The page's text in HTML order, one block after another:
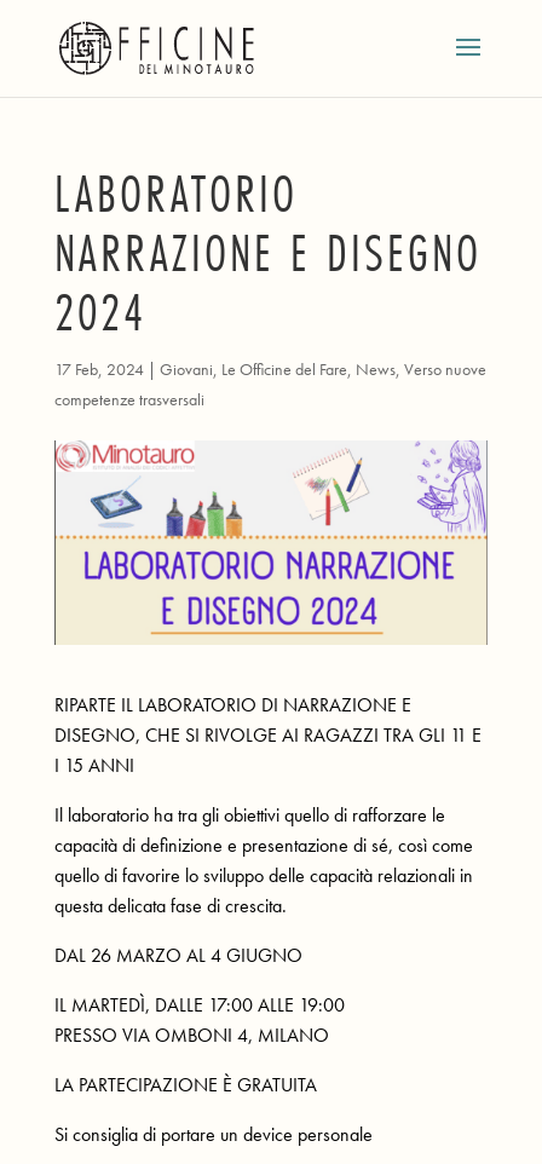
LABORATORIO
NARRAZIONE E DISEGNO
2024
17 Feb, 2024| Giovani, Le Officine del Fare, News, Verso nuove
competenze trasversali
RIPARTE IL LABORATORIO DI NARRAZIONE E
DISEGNO, CHE SI RIVOLGE AI RAGAZZI TRA GLI 11 E
I 15 ANNI
Il laboratorio ha tra gli obiettivi quello di rafforzare le
capacità di definizione e presentazione di sé, così come
quello di favorire lo sviluppo delle capacità relazionali in
questa delicata fase di crescita.
DAL 26 MARZO AL 4 GIUGNO
IL MARTEDÌ, DALLE 17:00 ALLE 19:00
PRESSO VIA OMBONI 4, MILANO
LA PARTECIPAZIONE È GRATUITA
Si consiglia di portare un device personale